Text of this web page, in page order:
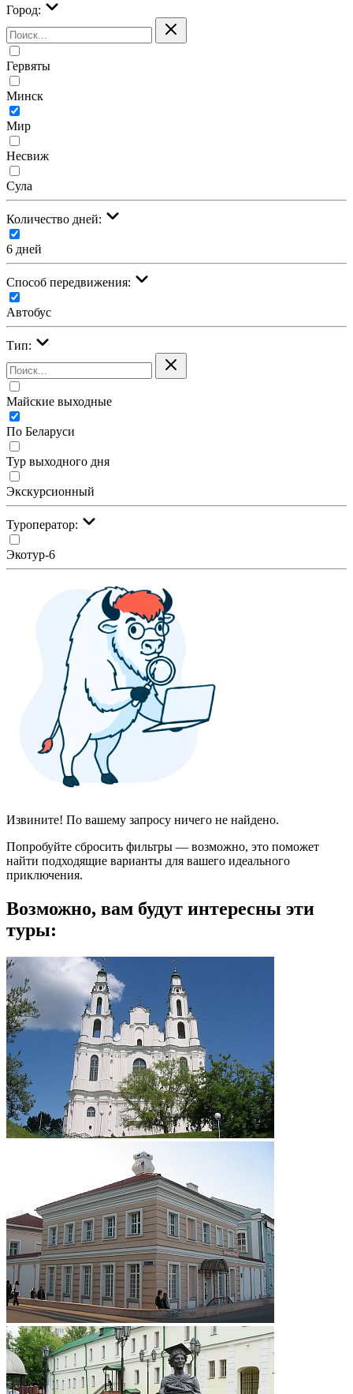
Город:
Гервяты
Минск
Мир
Несвиж
Сула
Количество дней:
6 дней
Cпособ передвижения:
Автобус
Тип:
Майские выходные
По Беларуси
Тур выходного дня
Экскурсионный
Туроператор:
Экотур-6
Извините! По вашему запросу ничего не найдено.
Попробуйте сбросить фильтры — возможно, это поможет
найти подходящие варианты для вашего идеального
приключения.
Возможно, вам будут интересны эти
туры: